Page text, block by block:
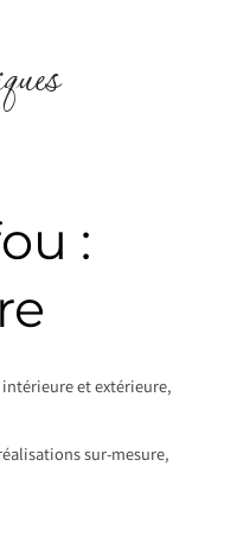
:
et extérieure,
sur-mesure,